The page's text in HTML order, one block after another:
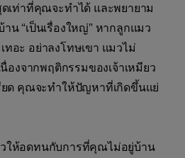
เท่าที่คุณจะทำได้ และพยายาม
น “เป็นเรื่องใหญ่” หากลูกแมว
อะ อย่าลงโทษเขา แมวไม่
องจากพฤติกรรมของเจ้าเหมียว
ยด คุณจะทำให้ปัญหาที่เกิดขึ้นแย่
ให้อดทนกับการที่คุณไม่อยู่บ้าน